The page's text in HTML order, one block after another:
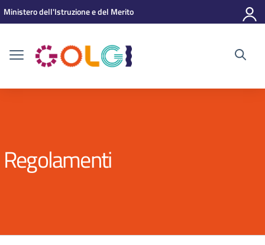
Vai ai contenuti
Vai al menu di navigazione
Vai al footer
Ministero dell'Istruzione e del Merito
Regolamenti